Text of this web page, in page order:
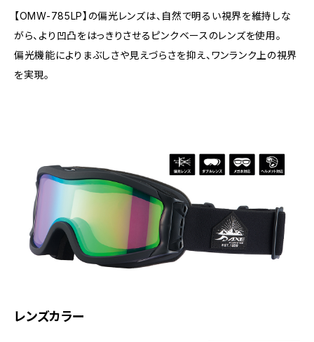
【OMW-785LP】の偏光レンズは、自然で明るい視界を維持しな
がら、より凹凸をはっきりさせるピンクベースのレンズを使用。
偏光機能によりまぶしさや見えづらさを抑え、ワンランク上の視界
を実現。
レンズカラー